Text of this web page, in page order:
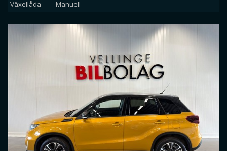
Växellåda Manuell